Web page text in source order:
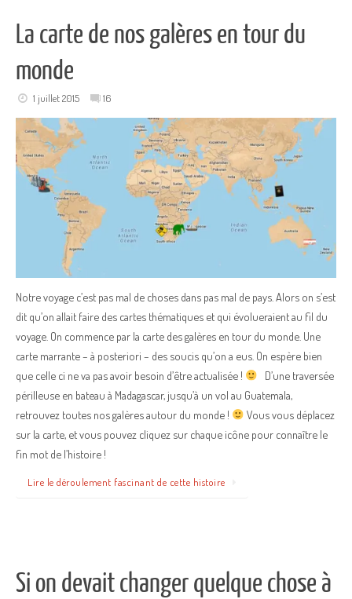
La carte de nos galères en tour du
monde
1 juillet 2015 16
Notre voyage c’est pas mal de choses dans pas mal de pays. Alors on s’est
dit qu’on allait faire des cartes thématiques et qui évolueraient au fil du
voyage. On commence par la carte des galères en tour du monde. Une
carte marrante – à posteriori – des soucis qu’on a eus. On espère bien
que celle ci ne va pas avoir besoin d’être actualisée !
D’une traversée
périlleuse en bateau à Madagascar, jusqu’à un vol au Guatemala,
retrouvez toutes nos galères autour du monde !
Vous vous déplacez
sur la carte, et vous pouvez cliquez sur chaque icône pour connaître le
fin mot de l’histoire !
Lire le déroulement fascinant de cette histoire
Si on devait changer quelque chose à